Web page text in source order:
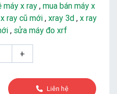
máy x ray , mua bán máy x
ray cũ mới , xray 3d , x ray
, sửa máy đo xrf
+
Liên hệ